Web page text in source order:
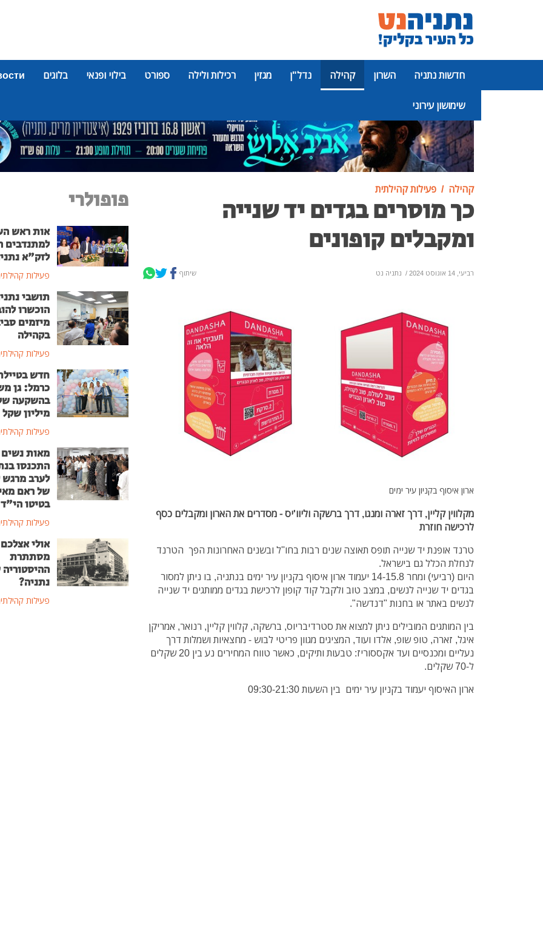
חדשות נתניה השרון קהילה נדל"ן מגזין רכילות ולילה ספורט בילוי ופנאי בלוגים
שימושון עירוני
פרסומת
קהילה פעילות קהילתית
כך מוסרים בגדים יד שנייה
ומקבלים קופונים
רביעי, 14 אוגוסט 2024 / נתניה נט שיתוף
ארון איסוף בקניון עיר ימים
מקלווין קליין, דרך זארה ומנגו, דרך ברשקה וליוו'יס - מסדרים את הארון ומקבלים כסף
לרכישה חוזרת
טרנד אופנת יד שנייה תופס תאוצה שנים רבות בחו''ל ובשנים האחרונות הפך הטרנד
לנחלת הכלל גם בישראל.
היום (רביעי) ומחר 14-15.8 יעמוד ארון איסוף בקניון עיר ימים בנתניה, בו ניתן למסור
בגדים יד שנייה לנשים, במצב טוב ולקבל קוד קופון לרכישת בגדים ממותגים יד שנייה
לנשים באתר או בחנות "דנדשה".
בין המותגים המובילים ניתן למצוא את סטרדיבריוס, ברשקה, קלווין קליין, רנואר, אמריקן
איגל, זארה, טופ שופ, אלדו ועוד, המציגים מגוון פריטי לבוש - מחצאיות ושמלות דרך
נעליים ומכנסיים ועד אקססוריז: טבעות ותיקים, כאשר טווח המחירים נע בין 20 שקלים
ל-70 שקלים.
ארון האיסוף יעמוד בקניון עיר ימים בין השעות 09:30-21:30
פופולרי
אות ראש
למתנדבים
לזק"א
פעילות
תושבי
הוכשרו
מיזמים
בקהילה
פעילות
חדש
כרמל: גן
מיליון שקל
פעילות
מאות נשים
התכנסו
לערב מרגש
של ראם
בטיטו הי"ד
פעילות
אולי
מסתתרת
נתניה?
פעילות